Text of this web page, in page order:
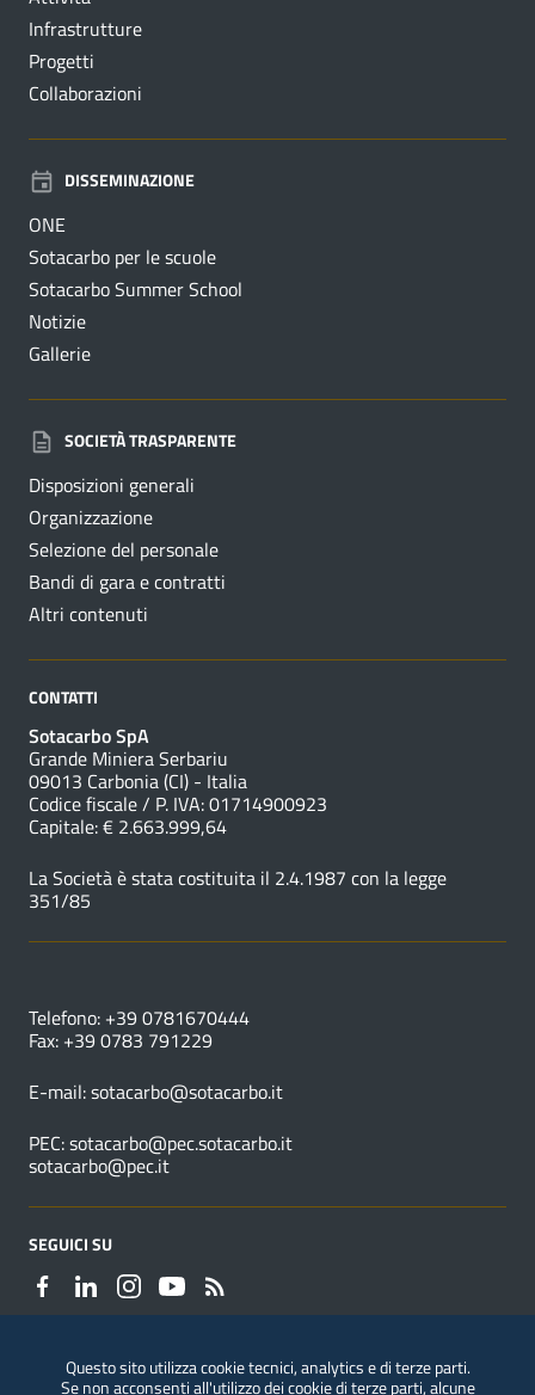
Infrastrutture
Progetti
Collaborazioni
DISSEMINAZIONE
ONE
Sotacarbo per le scuole
Sotacarbo Summer School
Notizie
Gallerie
SOCIETÀ TRASPARENTE
Disposizioni generali
Organizzazione
Selezione del personale
Bandi di gara e contratti
Altri contenuti
CONTATTI
Sotacarbo SpA
Grande Miniera Serbariu
09013 Carbonia (CI) - Italia
Codice fiscale / P. IVA: 01714900923
Capitale: € 2.663.999,64
La Società è stata costituita il 2.4.1987 con la legge
351/85
Telefono: +39 0781670444
Fax: +39 0783 791229
E-mail:sotacarbo@sotacarbo.it
PEC:sotacarbo@pec.sotacarbo.it
sotacarbo@pec.it
SEGUICI SU
Questo sito utilizza cookie tecnici, analytics e di terze parti.
Se non acconsenti all'utilizzo dei cookie di terze parti, alcune